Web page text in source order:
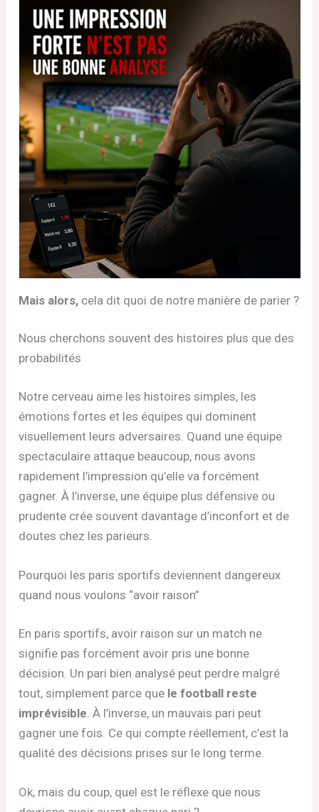
Mais alors, cela dit quoi de notre manière de parier ?
Nous cherchons souvent des histoires plus que des
probabilités
Notre cerveau aime les histoires simples, les
émotions fortes et les équipes qui dominent
visuellement leurs adversaires. Quand une équipe
spectaculaire attaque beaucoup, nous avons
rapidement l’impression qu’elle va forcément
gagner. À l’inverse, une équipe plus défensive ou
prudente crée souvent davantage d’inconfort et de
doutes chez les parieurs.
Pourquoi les paris sportifs deviennent dangereux
quand nous voulons “avoir raison”
En paris sportifs, avoir raison sur un match ne
signifie pas forcément avoir pris une bonne
décision. Un pari bien analysé peut perdre malgré
tout, simplement parce que le football reste
imprévisible . À l’inverse, un mauvais pari peut
gagner une fois. Ce qui compte réellement, c’est la
qualité des décisions prises sur le long terme.
Ok, mais du coup, quel est le réflexe que nous